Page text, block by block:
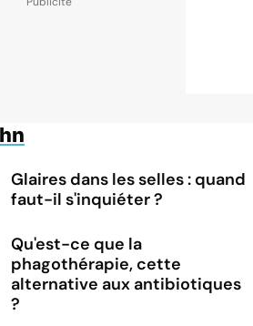
Glaires dans les selles : quand
faut-il s'inquiéter ?
Qu'est-ce que la
phagothérapie, cette
alternative aux antibiotiques
?